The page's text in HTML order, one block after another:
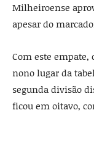
Milheiroense
apesar do
Com este empate,
nono lugar da
segunda divisão
ficou em oitavo,